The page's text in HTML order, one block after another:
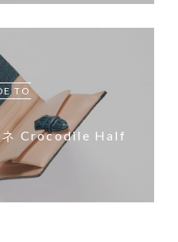
TO
ネ Crocodile Half